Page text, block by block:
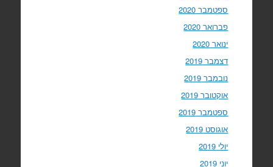
ספטמבר 2020
פברואר 2020
ינואר 2020
דצמבר 2019
נובמבר 2019
אוקטובר 2019
ספטמבר 2019
אוגוסט 2019
יולי 2019
יוני 2019